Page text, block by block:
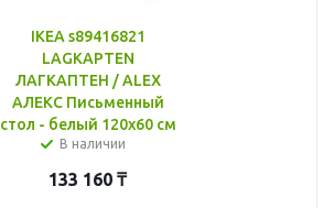
IKEA s89416821
LAGKAPTEN
ЛАГКАПТЕН / ALEX
АЛЕКС Письменный
стол - белый 120x60 см
В наличии
133 160 ₸